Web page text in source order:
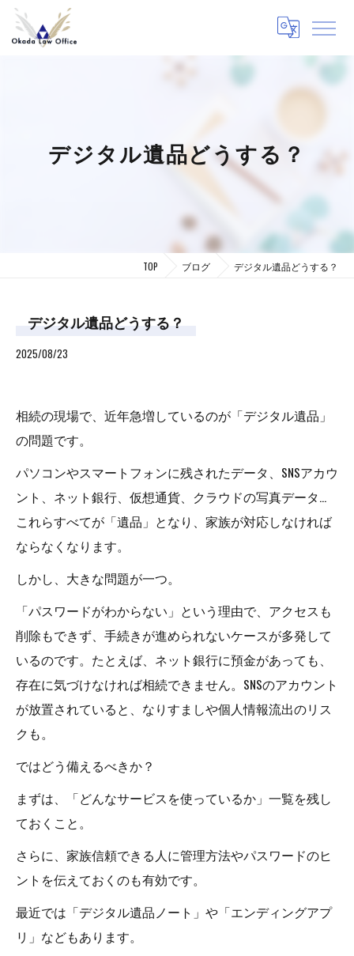
デジタル遺品どうする？
TOP ブログ デジタル遺品どうする？
デジタル遺品どうする？
2025/08/23
相続の現場で、近年急増しているのが「デジタル遺品」
の問題です。
パソコンやスマートフォンに残されたデータ、SNSアカウ
ント、ネット銀行、仮想通貨、クラウドの写真データ…
これらすべてが「遺品」となり、家族が対応しなければ
ならなくなります。
しかし、大きな問題が一つ。
「パスワードがわからない」という理由で、アクセスも
削除もできず、手続きが進められないケースが多発して
いるのです。たとえば、ネット銀行に預金があっても、
存在に気づけなければ相続できません。SNSのアカウント
が放置されていると、なりすましや個人情報流出のリス
クも。
ではどう備えるべきか？
まずは、「どんなサービスを使っているか」一覧を残し
ておくこと。
さらに、家族信頼できる人に管理方法やパスワードのヒ
ントを伝えておくのも有効です。
最近では「デジタル遺品ノート」や「エンディングアプ
リ」などもあります。